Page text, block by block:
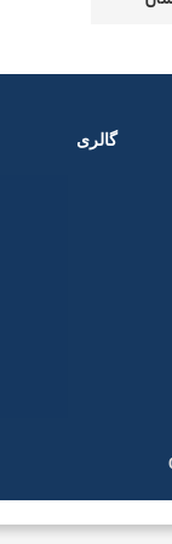
گالری